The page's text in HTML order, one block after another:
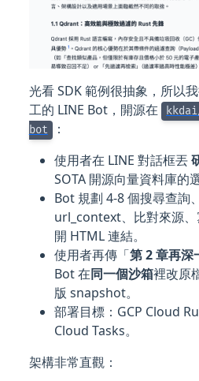
光看 SDK 範例很抽象，所以
工的 LINE Bot，開源在
bot
：
使用者在 LINE 對話框丟
SOTA 開源向量資料庫的
Bot 規劃 4-8 個搜尋查詢
url_context、比對來源
開 HTML 連結。
使用者再傳「第 2 章再深
Bot 在同一個沙箱裡改原
版 snapshot。
部署目標：GCP Cloud
Cloud Tasks。
架構非常直觀：